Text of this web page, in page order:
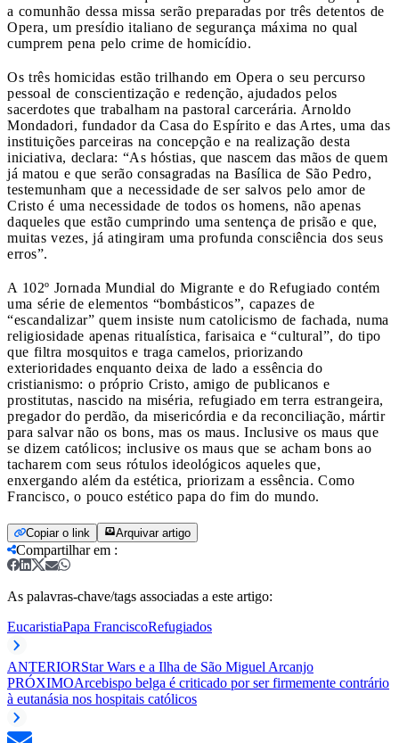
a comunhão dessa missa serão preparadas por três detentos de
Opera, um presídio italiano de segurança máxima no qual
cumprem pena pelo crime de homicídio.
Os três homicidas estão trilhando em Opera o seu percurso
pessoal de conscientização e redenção, ajudados pelos
sacerdotes que trabalham na pastoral carcerária. Arnoldo
Mondadori, fundador da Casa do Espírito e das Artes, uma das
instituições parceiras na concepção e na realização desta
iniciativa, declara: “As hóstias, que nascem das mãos de quem
já matou e que serão consagradas na Basílica de São Pedro,
testemunham que a necessidade de ser salvos pelo amor de
Cristo é uma necessidade de todos os homens, não apenas
daqueles que estão cumprindo uma sentença de prisão e que,
muitas vezes, já atingiram uma profunda consciência dos seus
erros”.
A 102º Jornada Mundial do Migrante e do Refugiado contém
uma série de elementos “bombásticos”, capazes de
“escandalizar” quem insiste num catolicismo de fachada, numa
religiosidade apenas ritualística, farisaica e “cultural”, do tipo
que filtra mosquitos e traga camelos, priorizando
exterioridades enquanto deixa de lado a essência do
cristianismo: o próprio Cristo, amigo de publicanos e
prostitutas, nascido na miséria, refugiado em terra estrangeira,
pregador do perdão, da misericórdia e da reconciliação, mártir
para salvar não os bons, mas os maus. Inclusive os maus que
se dizem católicos; inclusive os maus que se acham bons ao
tacharem com seus rótulos ideológicos aqueles que,
enxergando além da estética, priorizam a essência. Como
Francisco, o pouco estético papa do fim do mundo.
Copiar o link Arquivar artigo
Compartilhar em :
As palavras-chave/tags associadas a este artigo:
EucaristiaPapa FranciscoRefugiados
ANTERIORStar Wars e a Ilha de São Miguel Arcanjo
PRÓXIMOArcebispo belga é criticado por ser firmemente contrário
à eutanásia nos hospitais católicos